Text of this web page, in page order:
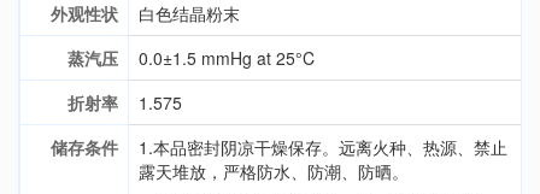
外观性状
白色结晶粉末
蒸汽压
0.0±1.5 mmHg at 25°C
折射率
1.575
储存条件
1.本品密封阴凉干燥保存。远离火种、热源、禁止
露天堆放，严格防水、防潮、防晒。